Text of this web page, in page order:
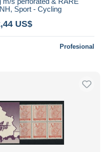
Sport - Cycling
US$
Profesional